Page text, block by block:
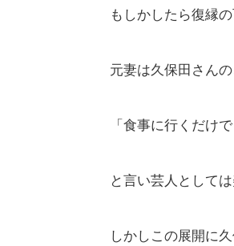
もしかしたら復縁
元妻は久保田さん
「食事に行くだけ
と言い芸人として
しかしこの展開に